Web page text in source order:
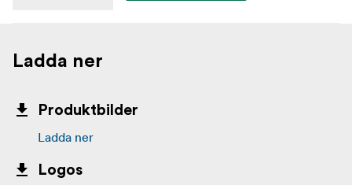
Ladda ner
Produktbilder
Ladda ner
Logos